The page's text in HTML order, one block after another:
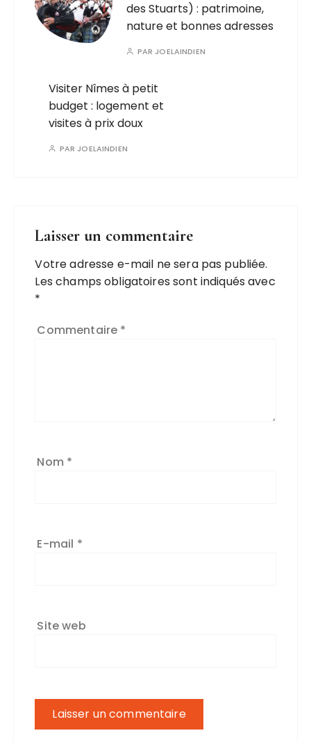
des Stuarts) : patrimoine,
nature et bonnes adresses
PAR JOELAINDIEN
Visiter Nîmes à petit
budget : logement et
visites à prix doux
PAR JOELAINDIEN
Laisser un commentaire
Votre adresse e-mail ne sera pas publiée.
Les champs obligatoires sont indiqués avec
*
Commentaire *
Nom *
E-mail *
Site web